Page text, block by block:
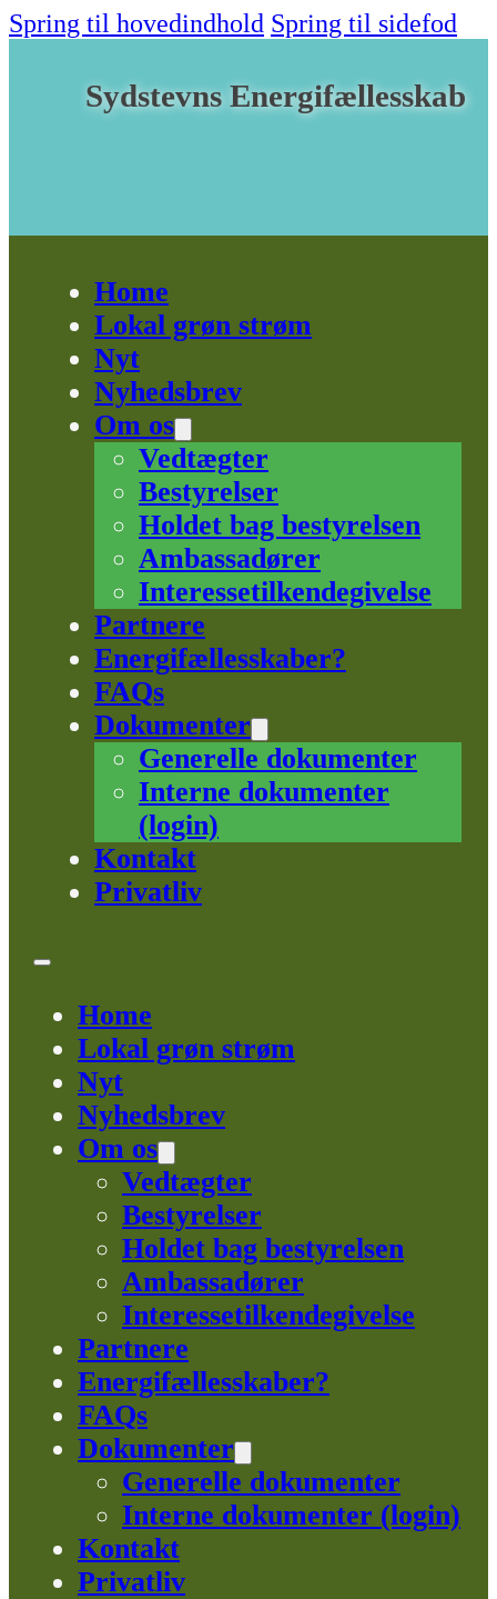
Spring til hovedindhold Spring til sidefod
Sydstevns Energifællesskab
Home
Lokal grøn strøm
Nyt
Nyhedsbrev
Om os
Vedtægter
Bestyrelser
Holdet bag bestyrelsen
Ambassadører
Interessetilkendegivelse
Partnere
Energifællesskaber?
FAQs
Dokumenter
Generelle dokumenter
Interne dokumenter
(login)
Kontakt
Privatliv
Home
Lokal grøn strøm
Nyt
Nyhedsbrev
Om os
Vedtægter
Bestyrelser
Holdet bag bestyrelsen
Ambassadører
Interessetilkendegivelse
Partnere
Energifællesskaber?
FAQs
Dokumenter
Generelle dokumenter
Interne dokumenter (login)
Kontakt
Privatliv